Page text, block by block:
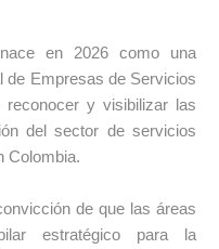
en 2026 como una
de Empresas de Servicios
y visibilizar las
del sector de servicios
Colombia.
de que las áreas
estratégico para la